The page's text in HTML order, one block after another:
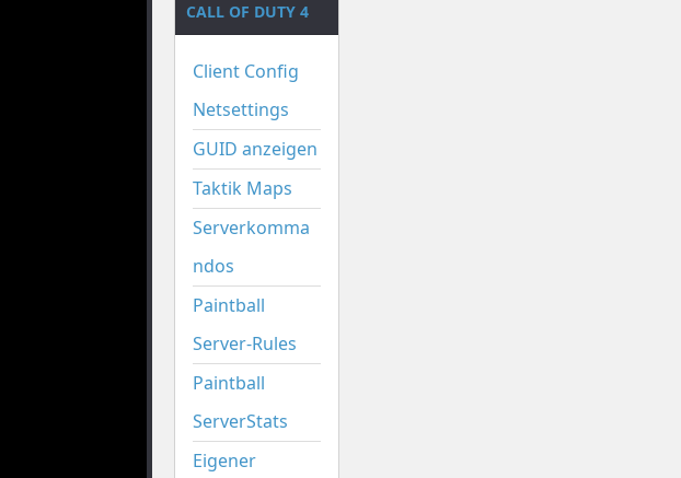
CALL OF DUTY 4
Client Config
Netsettings
GUID anzeigen
Taktik Maps
Serverkomma
ndos
Paintball
Server-Rules
Paintball
ServerStats
Eigener